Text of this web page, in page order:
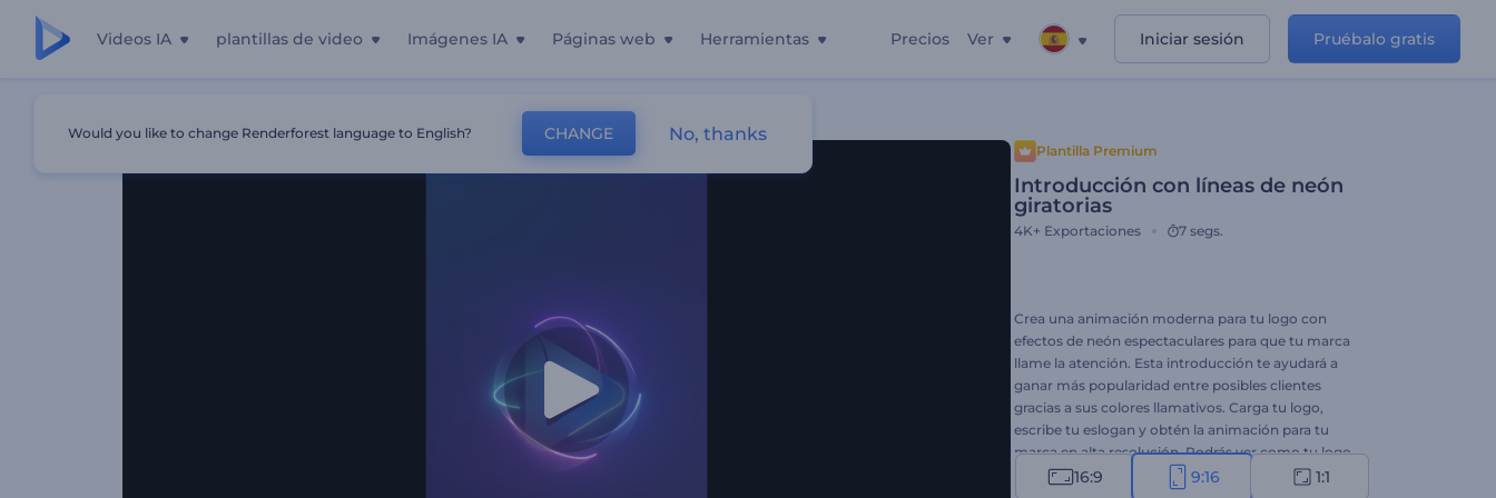
Videos IA plantillas de video Imágenes IA Páginas web Herramientas Precios Ver Iniciar sesión Pruébalo gratis
Introducción Con Líneas De Neón Giratorias
Plantilla Premium
Introducción con líneas de neón
giratorias
4K+ Exportaciones 7 segs.
Crea una animación moderna para tu logo con
efectos de neón espectaculares para que tu marca
llame la atención. Esta introducción te ayudará a
ganar más popularidad entre posibles clientes
gracias a sus colores llamativos. Carga tu logo,
escribe tu eslogan y obtén la animación para tu
marca en alta resolución. Podrás ver como tu logo
aparece a través de las luces de neón en cuestión
16:9 9:16 1:1
Would you like to change Renderforest language to English? CHANGE No, thanks